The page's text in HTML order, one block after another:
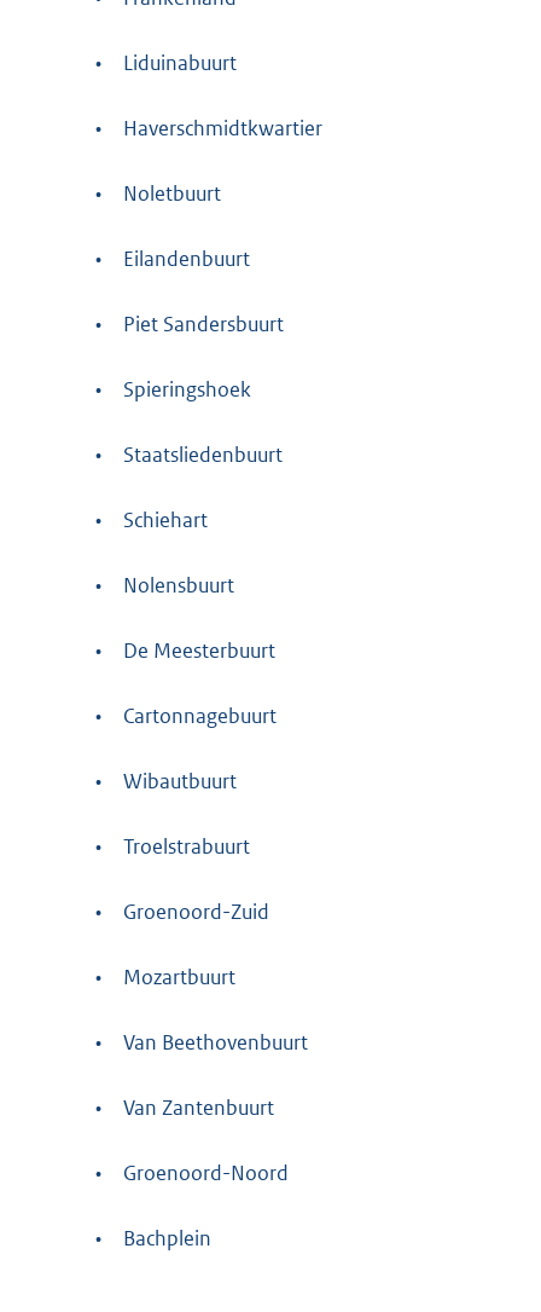
• Liduinabuurt
• Haverschmidtkwartier
• Noletbuurt
• Eilandenbuurt
• Piet Sandersbuurt
• Spieringshoek
• Staatsliedenbuurt
• Schiehart
• Nolensbuurt
• De Meesterbuurt
• Cartonnagebuurt
• Wibautbuurt
• Troelstrabuurt
• Groenoord-Zuid
• Mozartbuurt
• Van Beethovenbuurt
• Van Zantenbuurt
• Groenoord-Noord
• Bachplein